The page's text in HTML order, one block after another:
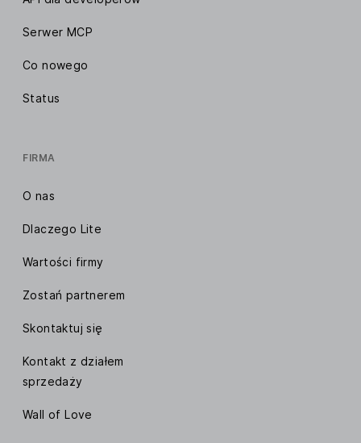
Serwer MCP
Co nowego
Status
FIRMA
O nas
Dlaczego Lite
Wartości firmy
Zostań partnerem
Skontaktuj się
Kontakt z działem
sprzedaży
Wall of Love